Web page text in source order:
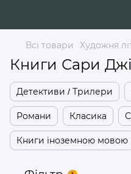
Всі товари Художня
Книги Сари
Детективи / Трилери
Романи Класика
Книги іноземною мовою